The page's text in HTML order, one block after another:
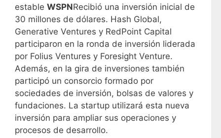
estable WSPNRecibió una inversión inicial de
30 millones de dólares. Hash Global,
Generative Ventures y RedPoint Capital
participaron en la ronda de inversión liderada
por Folius Ventures y Foresight Venture.
Además, en la gira de inversiones también
participó un consorcio formado por
sociedades de inversión, bolsas de valores y
fundaciones. La startup utilizará esta nueva
inversión para ampliar sus operaciones y
procesos de desarrollo.